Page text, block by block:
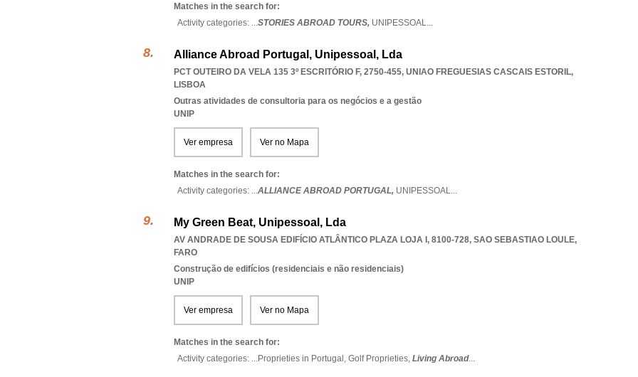
Matches in the search for:
Activity categories: ...STORIES ABROAD TOURS, UNIPESSOAL...
Alliance Abroad Portugal, Unipessoal, Lda
PCT OUTEIRO DA VELA 135 3º ESCRITÓRIO F, 2750-455, UNIAO FREGUESIAS CASCAIS ESTORIL,
LISBOA
Outras atividades de consultoria para os negócios e a gestão
UNIP
Ver empresa Ver no Mapa
Matches in the search for:
Activity categories: ...ALLIANCE ABROAD PORTUGAL, UNIPESSOAL...
My Green Beat, Unipessoal, Lda
AV ANDRADE DE SOUSA EDIFÍCIO ATLÂNTICO PLAZA LOJA I, 8100-728, SAO SEBASTIAO LOULE,
FARO
Construção de edifícios (residenciais e não residenciais)
UNIP
Ver empresa Ver no Mapa
Matches in the search for:
Activity categories: ...Proprieties in Portugal, Golf Proprieties, Living Abroad...